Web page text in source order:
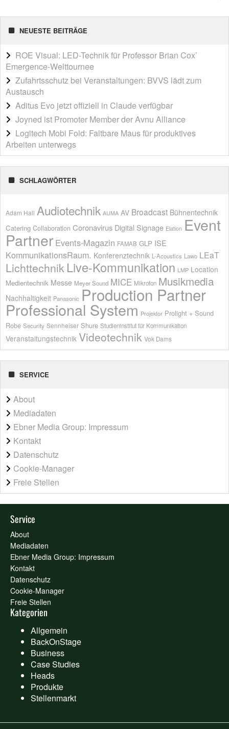
NEUESTE BEITRÄGE
ROE Visual: LED-Technik für Professor Brian Cox’
Emergence-Welttournee
Zufahrtsschutz bei Veranstaltungen: BVVS lädt zum
Austausch
Aditus Evo jetzt offiziell in Claude verfügbar
Joyned ist Promoter Member der Avnu Alliance
Logitech Mobi Fold: Faltbare Maus für produktives
Arbeiten unterwegs
SCHLAGWÖRTER
Adam Hall Audiotechnik AUMA AV Broadcast Bühnentechnik
Catering Collaboration Coronavirus Digital Signage Elation Event
Partner Events-Magazin FAMAB GLP ISE
KommunikationsRaum. Konferenztechnik L-Acoustics Lawo LEaT
Lichttechnik Live-Kommunikation LMP Location
Medientechnik Messe Meyer Sound MICE Mikrofon Musikmedia
Nachhaltigkeit Panasonic Production Partner
Professional System Projektor Prolight + Sound
Robe Security Sennheiser Shure Studieninstitut für Kommunikation
Veranstaltungstechnik Videotechnik Vok Dams
SERVICE
About
Mediadaten
Ebner Media Group: Impressum
Kontakt
Datenschutz
Cookie-Manager
Freie Stellen
Service
About
Mediadaten
Ebner Media Group: Impressum
Kontakt
Datenschutz
Cookie-Manager
Freie Stellen
Kategorien
Allgemein
BackOnStage
Business
Case Studies
Heads
Produkte
Stellenmarkt